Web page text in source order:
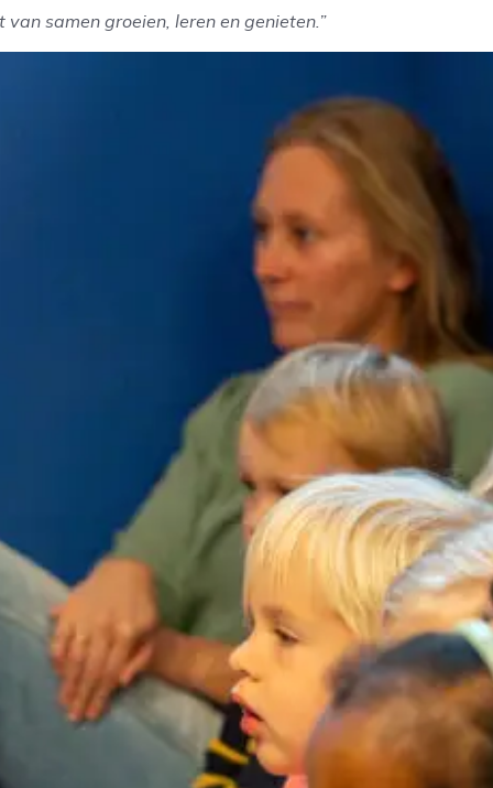
samen groeien, leren en genieten.”